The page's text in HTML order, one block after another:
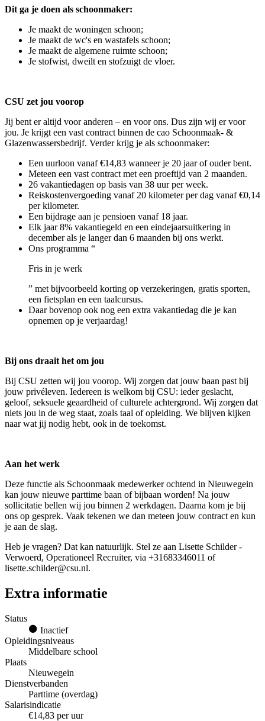
Dit ga je doen als schoonmaker:
Je maakt de woningen schoon;
Je maakt de wc's en wastafels schoon;
Je maakt de algemene ruimte schoon;
Je stofwist, dweilt en stofzuigt de vloer.
CSU zet jou voorop
Jij bent er altijd voor anderen – en voor ons. Dus zijn wij er voor
jou. Je krijgt een vast contract binnen de cao Schoonmaak- &
Glazenwassersbedrijf. Verder krijg je als schoonmaker:
Een uurloon vanaf €14,83 wanneer je 20 jaar of ouder bent.
Meteen een vast contract met een proeftijd van 2 maanden.
26 vakantiedagen op basis van 38 uur per week.
Reiskostenvergoeding vanaf 20 kilometer per dag vanaf €0,14
per kilometer.
Een bijdrage aan je pensioen vanaf 18 jaar.
Elk jaar 8% vakantiegeld en een eindejaarsuitkering in
december als je langer dan 6 maanden bij ons werkt.
Ons programma “
Fris in je werk
” met bijvoorbeeld korting op verzekeringen, gratis sporten,
een fietsplan en een taalcursus.
Daar bovenop ook nog een extra vakantiedag die je kan
opnemen op je verjaardag!
Bij ons draait het om jou
Bij CSU zetten wij jou voorop. Wij zorgen dat jouw baan past bij
jouw privéleven. Iedereen is welkom bij CSU: ieder geslacht,
geloof, seksuele geaardheid of culturele achtergrond. Wij zorgen dat
niets jou in de weg staat, zoals taal of opleiding. We blijven kijken
naar wat jij nodig hebt, ook in de toekomst.
Aan het werk
Deze functie als Schoonmaak medewerker ochtend in Nieuwegein
kan jouw nieuwe parttime baan of bijbaan worden! Na jouw
sollicitatie bellen wij jou binnen 2 werkdagen. Daarna kom je bij
ons op gesprek. Vaak tekenen we dan meteen jouw contract en kun
je aan de slag.
Heb je vragen? Dat kan natuurlijk. Stel ze aan Lisette Schilder -
Verwoerd, Operationeel Recruiter, via +31683346011 of
lisette.schilder@csu.nl.
Extra informatie
Status
Inactief
Opleidingsniveaus
Middelbare school
Plaats
Nieuwegein
Dienstverbanden
Parttime (overdag)
Salarisindicatie
€14,83 per uur